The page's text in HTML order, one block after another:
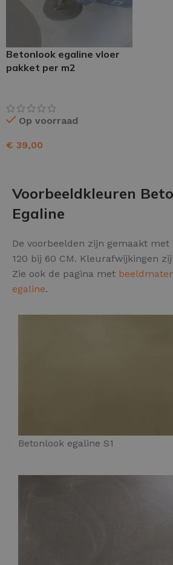
Betonlook egaline vloer
pakket per m2
Op voorraad
€ 39,00
Voorbeeldkleuren
Egaline
De voorbeelden zijn gemaakt
120 bij 60 CM. Kleurafwijkingen
Zie ook de pagina met
egaline.
Betonlook egaline S1